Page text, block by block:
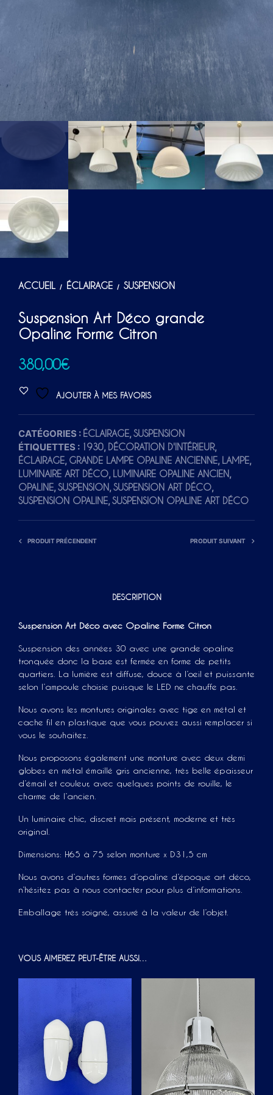
ACCUEIL / ÉCLAIRAGE / SUSPENSION
Suspension Art Déco grande
Opaline Forme Citron
380,00€
AJOUTER À MES FAVORIS
CATÉGORIES : ÉCLAIRAGE, SUSPENSION
ÉTIQUETTES : 1930, DÉCORATION D'INTÉRIEUR,
ÉCLAIRAGE, GRANDE LAMPE OPALINE ANCIENNE, LAMPE,
LUMINAIRE ART DÉCO, LUMINAIRE OPALINE ANCIEN,
OPALINE, SUSPENSION, SUSPENSION ART DÉCO,
SUSPENSION OPALINE, SUSPENSION OPALINE ART DÉCO
PRODUIT PRÉCENDENT PRODUIT SUIVANT
DESCRIPTION
Suspension Art Déco avec Opaline Forme Citron
Suspension des années 30 avec une grande opaline
tronquée donc la base est fermée en forme de petits
quartiers. La lumière est diffuse, douce à l’oeil et puissante
selon l’ampoule choisie puisque le LED ne chauffe pas.
Nous avons les montures originales avec tige en métal et
cache fil en plastique que vous pouvez aussi remplacer si
vous le souhaitez.
Nous proposons également une monture avec deux demi
globes en métal émaillé gris ancienne, très belle épaisseur
d’émail et couleur, avec quelques points de rouille, le
charme de l’ancien.
Un luminaire chic, discret mais présent, moderne et très
original.
Dimensions: H65 à 75 selon monture x D31,5 cm
Nous avons d’autres formes d’opaline d’époque art déco,
n’hésitez pas à nous contacter pour plus d’informations.
Emballage très soigné, assuré à la valeur de l’objet.
VOUS AIMEREZ PEUT-ÊTRE AUSSI…